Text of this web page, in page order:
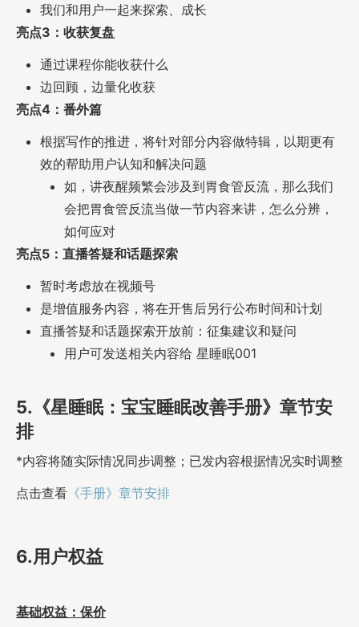
我们和用户一起来探索、成长
亮点3：收获复盘
通过课程你能收获什么
边回顾，边量化收获
亮点4：番外篇
根据写作的推进，将针对部分内容做特辑，以期更有
效的帮助用户认知和解决问题
如，讲夜醒频繁会涉及到胃食管反流，那么我们
会把胃食管反流当做一节内容来讲，怎么分辨，
如何应对
亮点5：直播答疑和话题探索
暂时考虑放在视频号
是增值服务内容，将在开售后另行公布时间和计划
直播答疑和话题探索开放前：征集建议和疑问
用户可发送相关内容给 星睡眠001
5.《星睡眠：宝宝睡眠改善手册》章节安
排
*内容将随实际情况同步调整；已发内容根据情况实时调整
点击查看 《手册》章节安排
6.用户权益
基础权益：保价